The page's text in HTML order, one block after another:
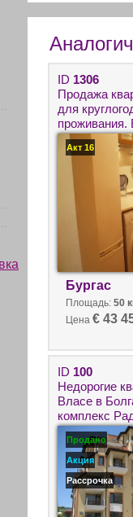
ID 1306
Продажа
для
проживания.
недалеко от
Акт 16
Бургас
Площадь: 50
Цена € 43
ID 100
Недорогие
Власе в
комплекс
Продано
Акция
Рассрочка